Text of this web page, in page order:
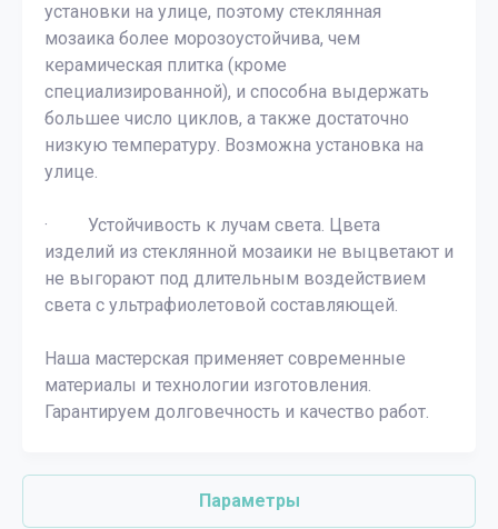
установки на улице, поэтому стеклянная
мозаика более морозоустойчива, чем
керамическая плитка (кроме
специализированной), и способна выдержать
большее число циклов, а также достаточно
низкую температуру. Возможна установка на
улице.
· Устойчивость к лучам света. Цвета
изделий из стеклянной мозаики не выцветают и
не выгорают под длительным воздействием
света с ультрафиолетовой составляющей.
Наша мастерская применяет современные
материалы и технологии изготовления.
Гарантируем долговечность и качество работ.
Параметры